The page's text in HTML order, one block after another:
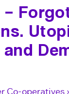
Co-operatives